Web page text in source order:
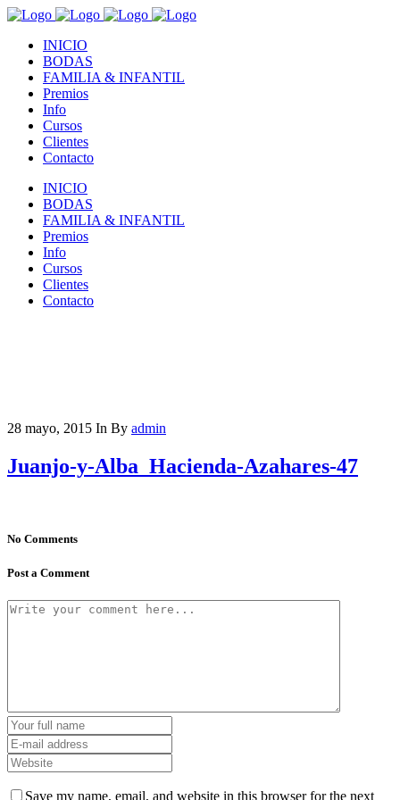
INICIO
BODAS
FAMILIA & INFANTIL
Premios
Info
Cursos
Clientes
Contacto
INICIO
BODAS
FAMILIA & INFANTIL
Premios
Info
Cursos
Clientes
Contacto
28 mayo, 2015 In By admin
Juanjo-y-Alba_Hacienda-Azahares-47
No Comments
Post a Comment
Save my name, email, and website in this browser for the next